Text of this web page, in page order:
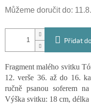
Můžeme doručit do:
Přidat
Fragment malého svitku
12. verše 36. až do 16.
ručně psanou soferem
Výška svitku: 18 cm, délka